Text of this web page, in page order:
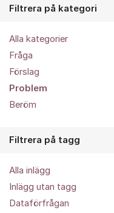
Filtrera på kategori
Alla kategorier
Fråga
Förslag
Problem
Beröm
Filtrera på tagg
Alla inlägg
Inlägg utan tagg
Dataförfrågan